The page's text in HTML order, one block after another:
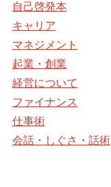
自己啓発本
キャリア
マネジメント
起業・創業
経営について
ファイナンス
仕事術
会話・しぐさ・話術